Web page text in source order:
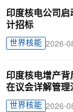
印度核电公司
计招标
世界核能 2026-
印度核电增产
在议会详解管理
世界核能 2026-